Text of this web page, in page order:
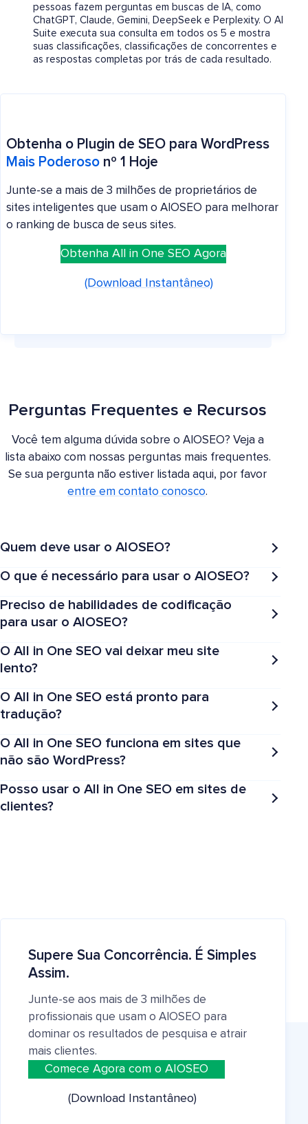
pessoas fazem perguntas em buscas de IA, como
ChatGPT, Claude, Gemini, DeepSeek e Perplexity. O AI
Suite executa sua consulta em todos os 5 e mostra
suas classificações, classificações de concorrentes e
as respostas completas por trás de cada resultado.
Obtenha o Plugin de SEO para WordPress
Mais Poderoso nº 1 Hoje
Junte-se a mais de 3 milhões de proprietários de
sites inteligentes que usam o AIOSEO para melhorar
o ranking de busca de seus sites.
Obtenha All in One SEO Agora
(Download Instantâneo)
Perguntas Frequentes e Recursos
Você tem alguma dúvida sobre o AIOSEO? Veja a
lista abaixo com nossas perguntas mais frequentes.
Se sua pergunta não estiver listada aqui, por favor
entre em contato conosco.
Quem deve usar o AIOSEO?
O que é necessário para usar o AIOSEO?
Preciso de habilidades de codificação
para usar o AIOSEO?
O All in One SEO vai deixar meu site
lento?
O All in One SEO está pronto para
tradução?
O All in One SEO funciona em sites que
não são WordPress?
Posso usar o All in One SEO em sites de
clientes?
Supere Sua Concorrência. É Simples
Assim.
Junte-se aos mais de 3 milhões de
profissionais que usam o AIOSEO para
dominar os resultados de pesquisa e atrair
mais clientes.
Comece Agora com o AIOSEO
(Download Instantâneo)